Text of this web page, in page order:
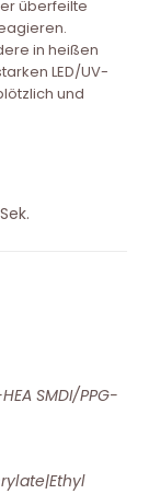
überfeilte
in heißen
LED/UV-
und
SMDI/PPG-